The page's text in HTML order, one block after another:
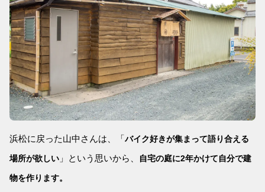
浜松に戻った山中さんは、「バイク好きが集まって語り合える
場所が欲しい 」という思いから、 自宅の庭に2年かけて自分で建
物を作ります。